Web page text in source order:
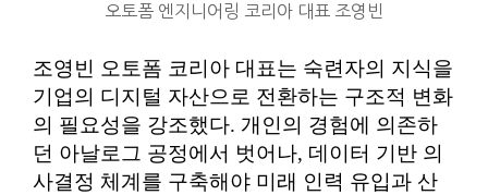
오토폼 엔지니어링 코리아 대표 조영빈
조영빈 오토폼 코리아 대표는 숙련자의 지식을
기업의 디지털 자산으로 전환하는 구조적 변화
의 필요성을 강조했다. 개인의 경험에 의존하
던 아날로그 공정에서 벗어나, 데이터 기반 의
사결정 체계를 구축해야 미래 인력 유입과 산